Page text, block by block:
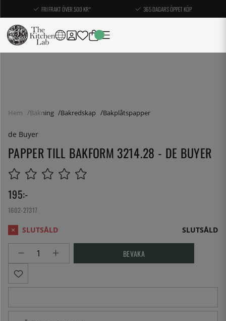
FRI FRAKT ÖVER 500 KR* 365 DAGARS ÖPPET KÖP
Hem Bakning Bakredskap Bakplåtspapper
de Buyer
PAPPER TILL BAKFORM 3214.28 - DE BUYER
195:-
1602-27317
SLUTSÅLD
BEVAKA